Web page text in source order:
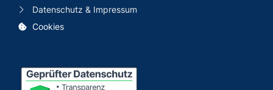
Datenschutz & Impressum
Cookies